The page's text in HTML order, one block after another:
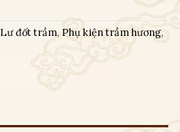
Lư đốt trầm,Phụ kiện trầm hương,